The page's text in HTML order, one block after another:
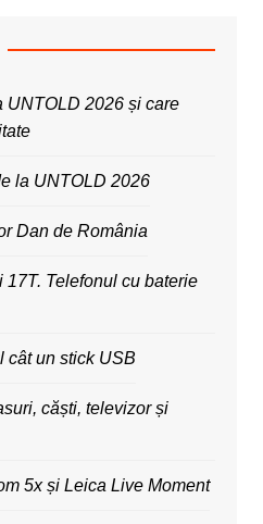
UNTOLD 2026 și care
la UNTOLD 2026
Dan de România
Telefonul cu baterie
cât un stick USB
căști, televizor și
5x și Leica Live Moment